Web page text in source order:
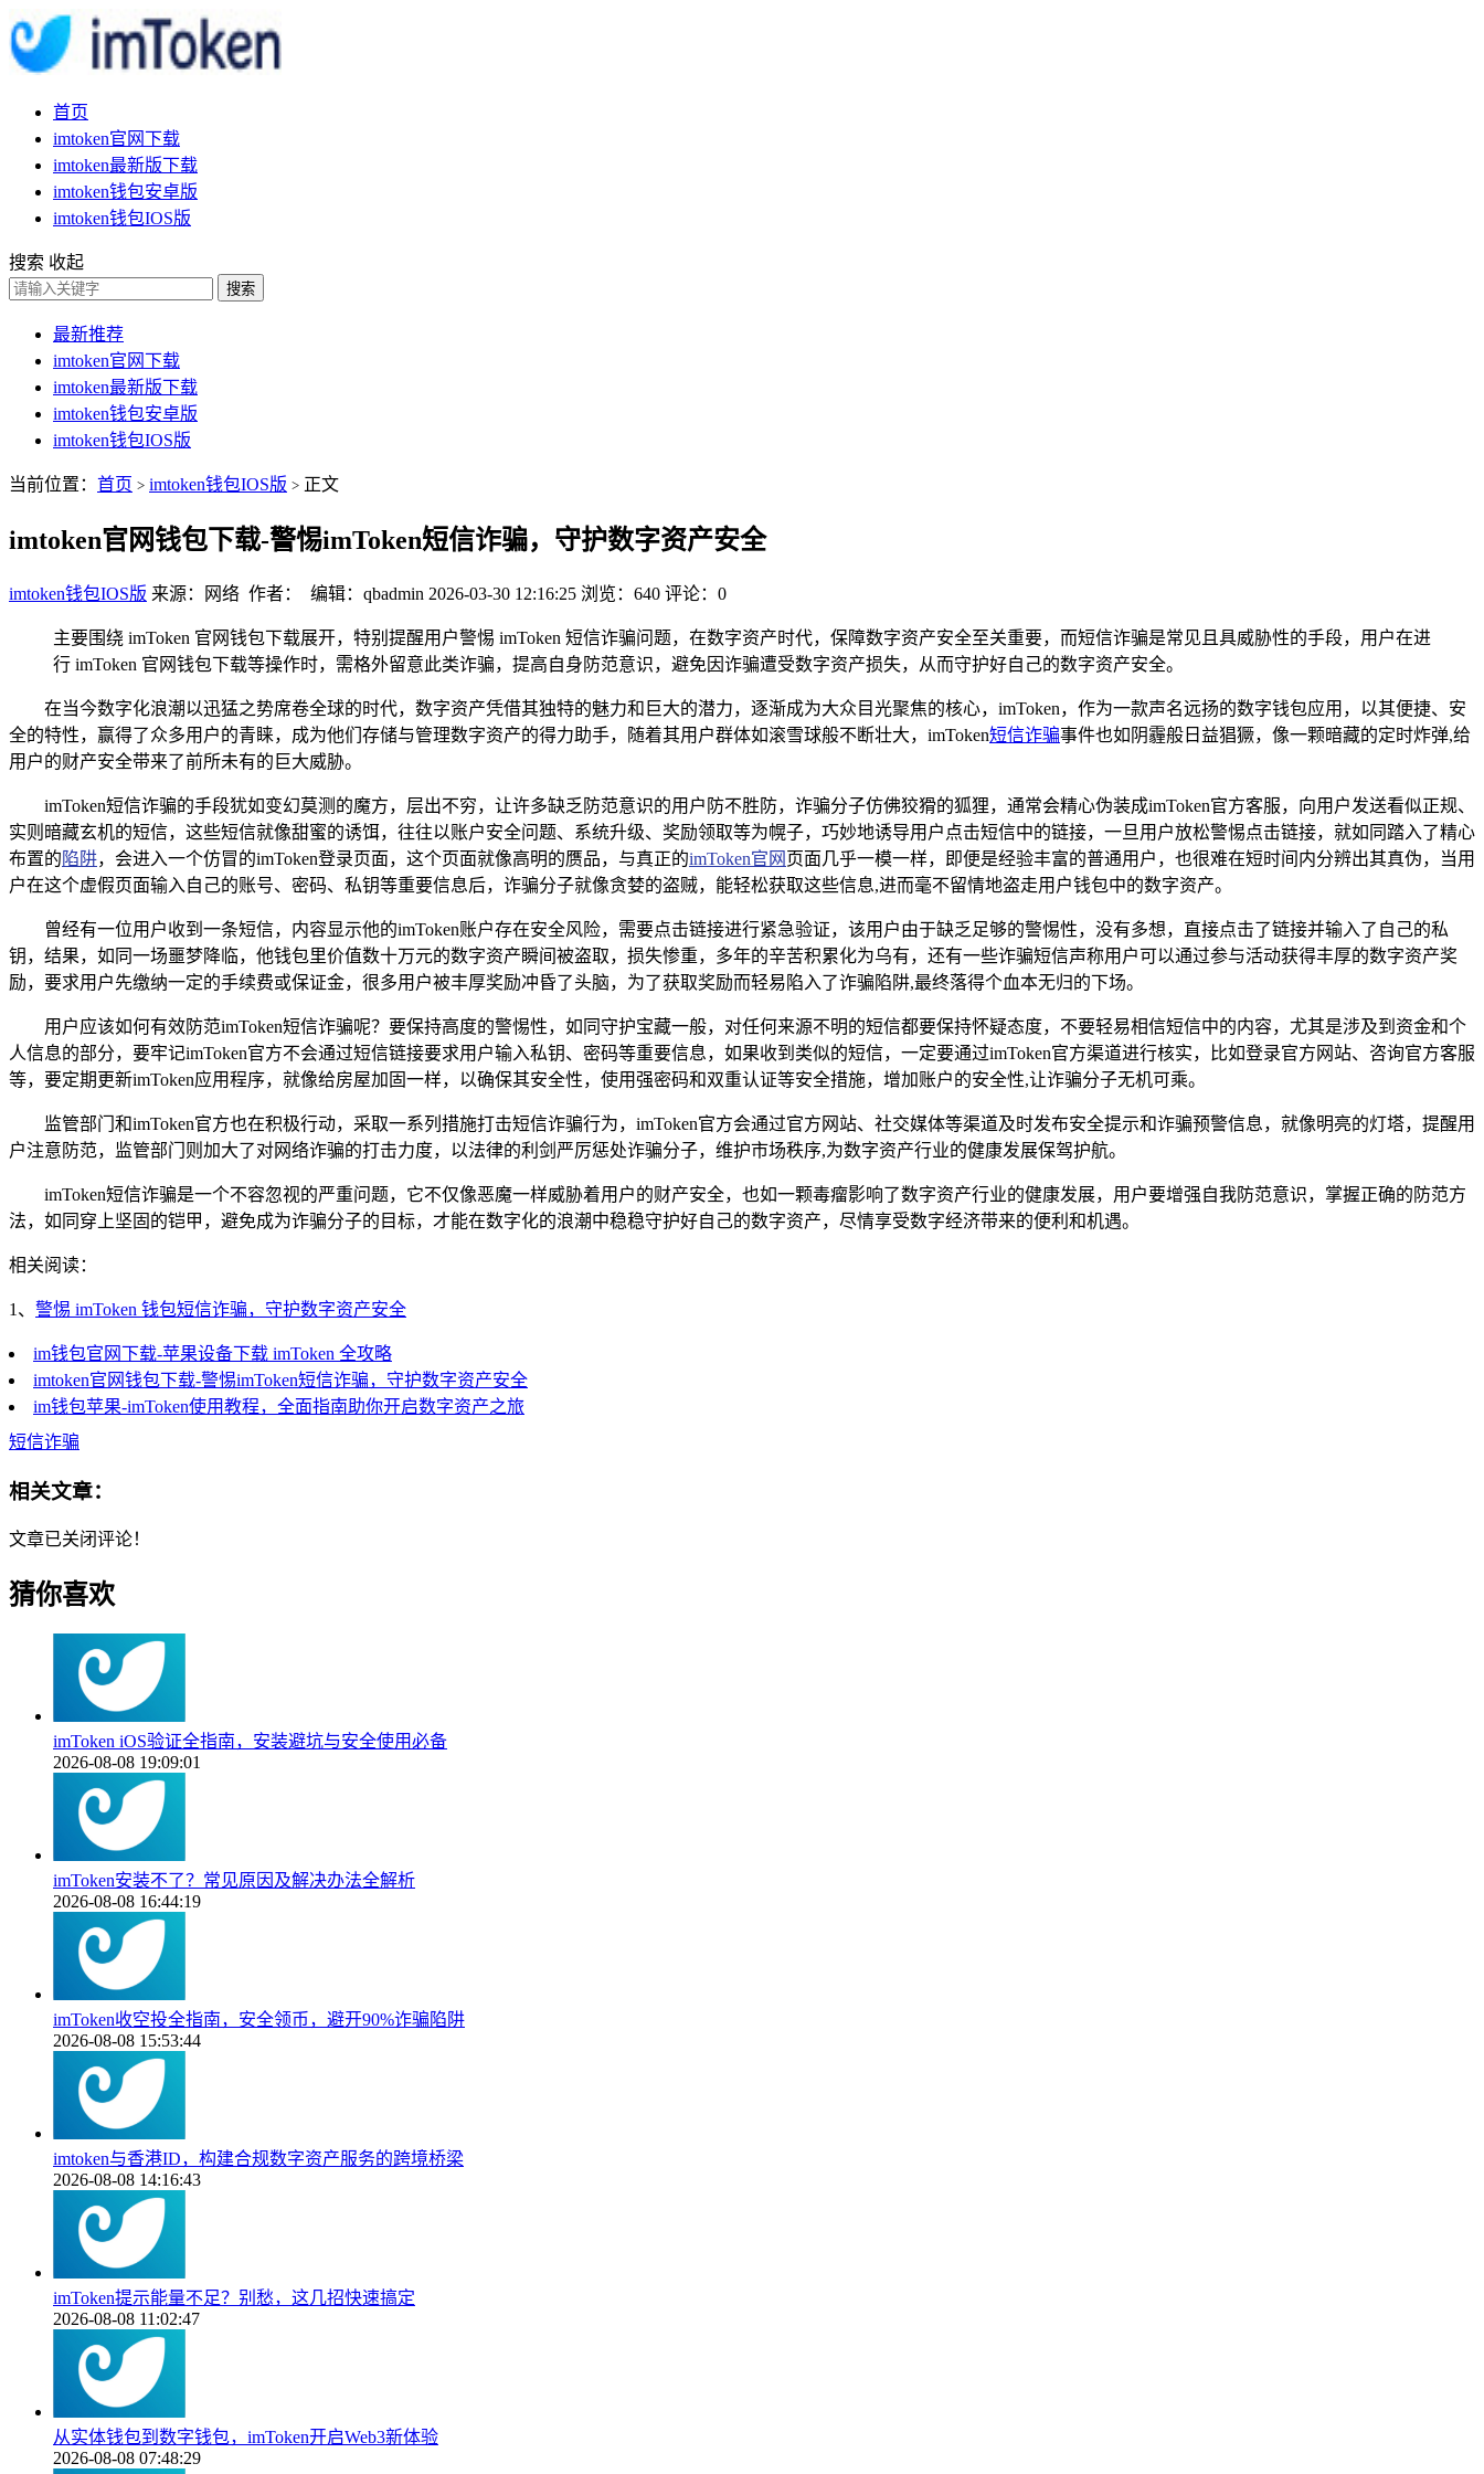
首页
imtoken官网下载
imtoken最新版下载
imtoken钱包安卓版
imtoken钱包IOS版
搜索 收起
搜索
最新推荐
imtoken官网下载
imtoken最新版下载
imtoken钱包安卓版
imtoken钱包IOS版
当前位置： 首页 > imtoken钱包IOS版 > 正文
imtoken官网钱包下载-警惕imToken短信诈骗，守护数字资产安全
imtoken钱包IOS版 来源：网络 作者： 编辑：qbadmin 2026-03-30 12:16:25 浏览：640 评论：0
主要围绕 imToken 官网钱包下载展开，特别提醒用户警惕 imToken 短信诈骗问题，在数字资产时代，保障数字资产安全至关重要，而短信诈骗是常见且具威胁性的手段，用户在进
行 imToken 官网钱包下载等操作时，需格外留意此类诈骗，提高自身防范意识，避免因诈骗遭受数字资产损失，从而守护好自己的数字资产安全。
在当今数字化浪潮以迅猛之势席卷全球的时代，数字资产凭借其独特的魅力和巨大的潜力，逐渐成为大众目光聚焦的核心，imToken，作为一款声名远扬的数字钱包应用，以其便捷、安
全的特性，赢得了众多用户的青睐，成为他们存储与管理数字资产的得力助手，随着其用户群体如滚雪球般不断壮大，imToken短信诈骗事件也如阴霾般日益猖獗，像一颗暗藏的定时炸弹,给
用户的财产安全带来了前所未有的巨大威胁。
imToken短信诈骗的手段犹如变幻莫测的魔方，层出不穷，让许多缺乏防范意识的用户防不胜防，诈骗分子仿佛狡猾的狐狸，通常会精心伪装成imToken官方客服，向用户发送看似正规、
实则暗藏玄机的短信，这些短信就像甜蜜的诱饵，往往以账户安全问题、系统升级、奖励领取等为幌子，巧妙地诱导用户点击短信中的链接，一旦用户放松警惕点击链接，就如同踏入了精心
布置的 陷阱，会进入一个仿冒的imToken登录页面，这个页面就像高明的赝品，与真正的imToken官网 页面几乎一模一样，即便是经验丰富的普通用户，也很难在短时间内分辨出其真伪，当用
户在这个虚假页面输入自己的账号、密码、私钥等重要信息后，诈骗分子就像贪婪的盗贼，能轻松获取这些信息,进而毫不留情地盗走用户钱包中的数字资产。
曾经有一位用户收到一条短信，内容显示他的imToken账户存在安全风险，需要点击链接进行紧急验证，该用户由于缺乏足够的警惕性，没有多想，直接点击了链接并输入了自己的私
钥，结果，如同一场噩梦降临，他钱包里价值数十万元的数字资产瞬间被盗取，损失惨重，多年的辛苦积累化为乌有，还有一些诈骗短信声称用户可以通过参与活动获得丰厚的数字资产奖
励，要求用户先缴纳一定的手续费或保证金，很多用户被丰厚奖励冲昏了头脑，为了获取奖励而轻易陷入了诈骗陷阱,最终落得个血本无归的下场。
用户应该如何有效防范imToken短信诈骗呢？要保持高度的警惕性，如同守护宝藏一般，对任何来源不明的短信都要保持怀疑态度，不要轻易相信短信中的内容，尤其是涉及到资金和个
人信息的部分，要牢记imToken官方不会通过短信链接要求用户输入私钥、密码等重要信息，如果收到类似的短信，一定要通过imToken官方渠道进行核实，比如登录官方网站、咨询官方客服
等，要定期更新imToken应用程序，就像给房屋加固一样，以确保其安全性，使用强密码和双重认证等安全措施，增加账户的安全性,让诈骗分子无机可乘。
监管部门和imToken官方也在积极行动，采取一系列措施打击短信诈骗行为，imToken官方会通过官方网站、社交媒体等渠道及时发布安全提示和诈骗预警信息，就像明亮的灯塔，提醒用
户注意防范，监管部门则加大了对网络诈骗的打击力度，以法律的利剑严厉惩处诈骗分子，维护市场秩序,为数字资产行业的健康发展保驾护航。
imToken短信诈骗是一个不容忽视的严重问题，它不仅像恶魔一样威胁着用户的财产安全，也如一颗毒瘤影响了数字资产行业的健康发展，用户要增强自我防范意识，掌握正确的防范方
法，如同穿上坚固的铠甲，避免成为诈骗分子的目标，才能在数字化的浪潮中稳稳守护好自己的数字资产，尽情享受数字经济带来的便利和机遇。
相关阅读：
1、 警惕 imToken 钱包短信诈骗，守护数字资产安全
im钱包官网下载-苹果设备下载 imToken 全攻略
imtoken官网钱包下载-警惕imToken短信诈骗，守护数字资产安全
im钱包苹果-imToken使用教程，全面指南助你开启数字资产之旅
短信诈骗
相关文章：
文章已关闭评论！
猜你喜欢
imToken iOS验证全指南，安装避坑与安全使用必备
2026-08-08 19:09:01
imToken安装不了？常见原因及解决办法全解析
2026-08-08 16:44:19
imToken收空投全指南，安全领币，避开90%诈骗陷阱
2026-08-08 15:53:44
imtoken与香港ID，构建合规数字资产服务的跨境桥梁
2026-08-08 14:16:43
imToken提示能量不足？别愁，这几招快速搞定
2026-08-08 11:02:47
从实体钱包到数字钱包，imToken开启Web3新体验
2026-08-08 07:48:29